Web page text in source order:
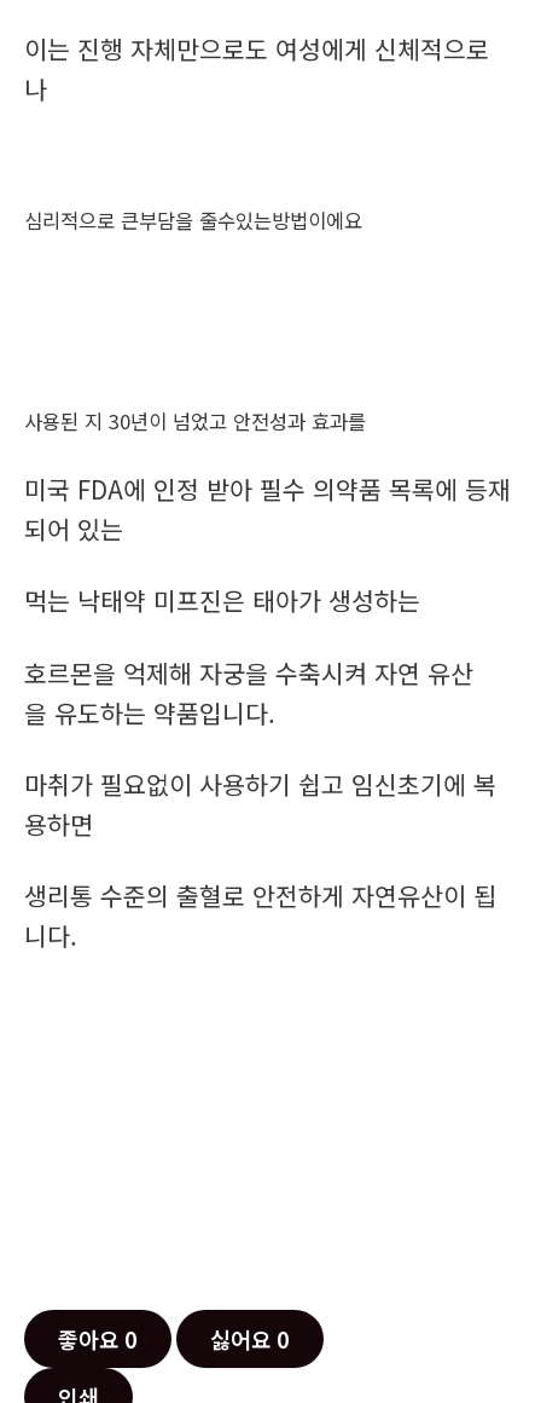
이는 진행 자체만으로도 여성에게 신체적으로
나
심리적으로 큰부담을 줄수있는방법이에요
사용된 지 30년이 넘었고 안전성과 효과를
미국 FDA에 인정 받아 필수 의약품 목록에 등재
되어 있는
먹는 낙태약 미프진은 태아가 생성하는
호르몬을 억제해 자궁을 수축시켜 자연 유산
을 유도하는 약품입니다.
마취가 필요없이 사용하기 쉽고 임신초기에 복
용하면
생리통 수준의 출혈로 안전하게 자연유산이 됩
니다.
좋아요 0 싫어요 0
인쇄